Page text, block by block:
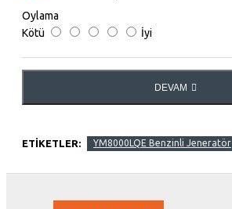
Oylama
Kötü
İyi
DEVAM
ETIKETLER: YM8000LQE Benzinli Jeneratör